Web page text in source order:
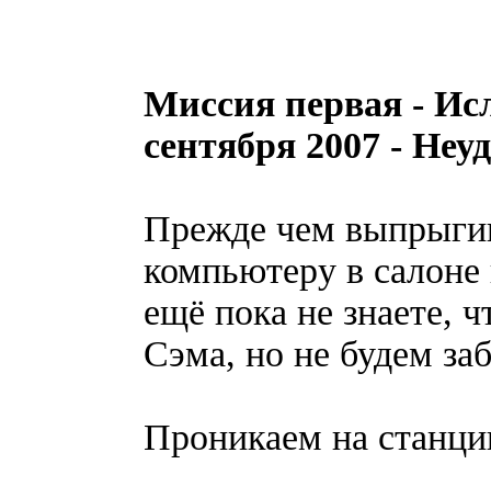
Миссия первая -
сентября 2007 -
Прежде чем
компьютеру в
ещё пока не знаете,
Сэма, но не будем
Проникаем на